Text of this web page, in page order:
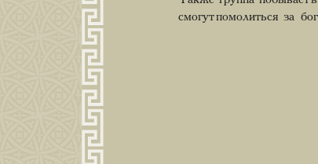
смогут помолиться за